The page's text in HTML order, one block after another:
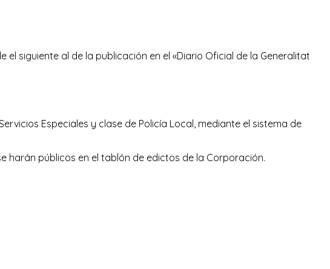
siguiente al de la publicación en el «Diario Oficial de la Generalitat
Especiales y clase de Policía Local, mediante el sistema de
harán públicos en el tablón de edictos de la Corporación.